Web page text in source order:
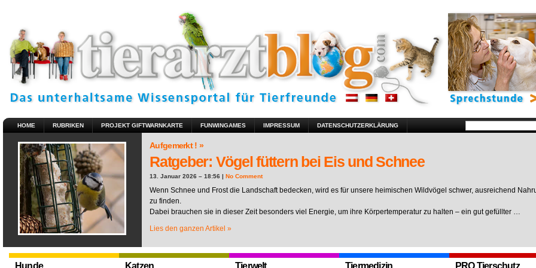
HOME RUBRIKEN PROJEKT GIFTWARNKARTE FUNWINGAMES IMPRESSUM DATENSCHUTZERKLÄRUNG
Aufgemerkt ! »
Ratgeber: Vögel füttern bei Eis und Schnee
13. Januar 2026 – 18:56 | No Comment
Wenn Schnee und Frost die Landschaft bedecken, wird es für unsere heimischen Wildvögel schwer, ausreichend
zu finden.
Dabei brauchen sie in dieser Zeit besonders viel Energie, um ihre Körpertemperatur zu halten – ein gut gefüllter …
Lies den ganzen Artikel »
Hunde Katzen Tierwelt Tiermedizin PRO Tierschutz